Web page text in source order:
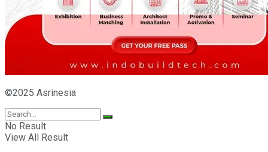
©2025 Asrinesia
No Result
View All Result